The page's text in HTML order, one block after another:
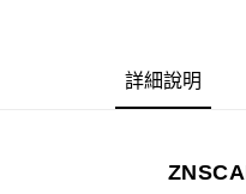
付款後7-11取貨詳細說明